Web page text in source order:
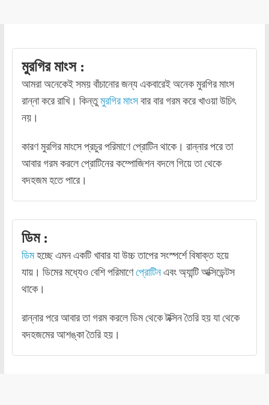
মুরগির মাংস :
আমরা অনেকেই সময় বাঁচানোর জন্য একবারেই অনেক মুরগির মাংস
রান্না করে রাখি। কিন্তুমুরগির মাংসবার বার গরম করে খাওয়া উচিৎ
নয়।
কারণ মুরগির মাংসে প্রচুর পরিমাণে প্রোটিন থাকে। রান্নার পরে তা
আবার গরম করলে প্রোটিনের কম্পোজিশন বদলে গিয়ে তা থেকে
বদহজম হতে পারে।
ডিম :
ডিমহচ্ছে এমন একটি খাবার যা উচ্চ তাপের সংস্পর্শে বিষাক্ত হয়ে
যায়। ডিমের মধ্যেও বেশি পরিমাণেপ্রোটিনএবং অ্যান্টি অক্সিডেন্টস
থাকে।
রান্নার পরে আবার তা গরম করলে ডিম থেকে টক্সিন তৈরি হয় যা থেকে
বদহজমের আশঙ্কা তৈরি হয়।